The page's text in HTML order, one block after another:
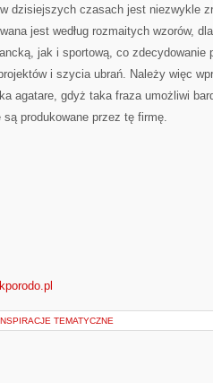
dzisiejszych czasach jest niezwykle
jest według rozmaitych wzorów,
jak i sportową, co zdecydowanie
i szycia ubrań. Należy więc
agatare, gdyż taka fraza umożliwi
produkowane przez tę firmę.
TEMATYCZNE